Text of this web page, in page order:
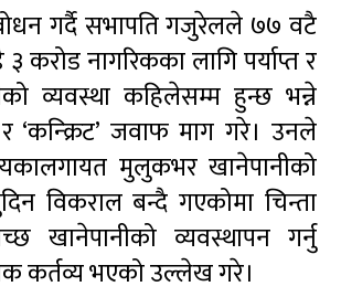
गर्दै सभापति गजुरेलले ७७ वटै
करोड नागरिकका लागि पर्याप्त र
व्यवस्था कहिलेसम्म हुन्छ भन्ने
‘कन्क्रिट’ जवाफ माग गरे। उनले
मुलुकभर खानेपानीको
विकराल बन्दै गएकोमा चिन्ता
खानेपानीको व्यवस्थापन गर्नु
कर्तव्य भएको उल्लेख गरे।